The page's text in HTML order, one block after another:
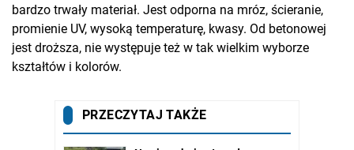
bardzo trwały materiał. Jest odporna na mróz, ścieranie,
promienie UV, wysoką temperaturę, kwasy. Od betonowej
jest droższa, nie występuje też w tak wielkim wyborze
kształtów i kolorów.